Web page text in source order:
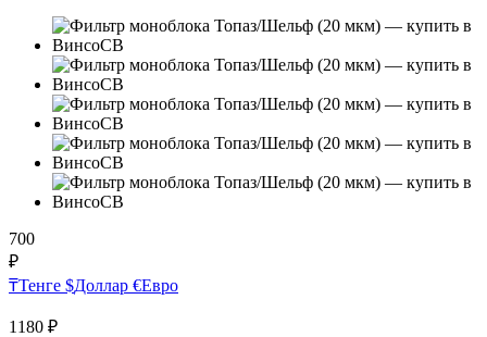
700
₽
₸Тенге $Доллар €Евро
1180 ₽